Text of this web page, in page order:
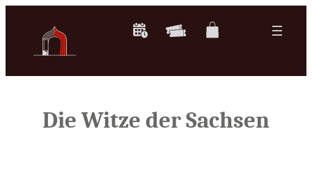
Die Witze der Sachsen